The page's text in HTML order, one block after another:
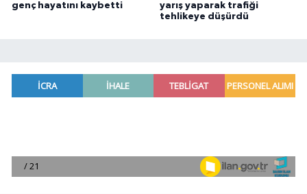
genç hayatını kaybetti
yarış yaparak trafiği
tehlikeye düşürdü